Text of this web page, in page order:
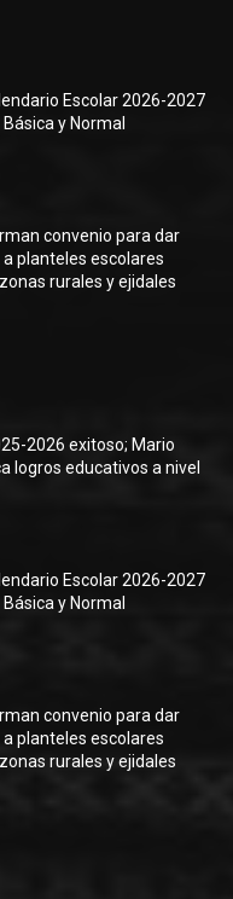
Escolar 2026-2027
y Normal
convenio para dar
planteles escolares
rurales y ejidales
2026 exitoso; Mario
logros educativos a nivel
Escolar 2026-2027
y Normal
convenio para dar
planteles escolares
rurales y ejidales